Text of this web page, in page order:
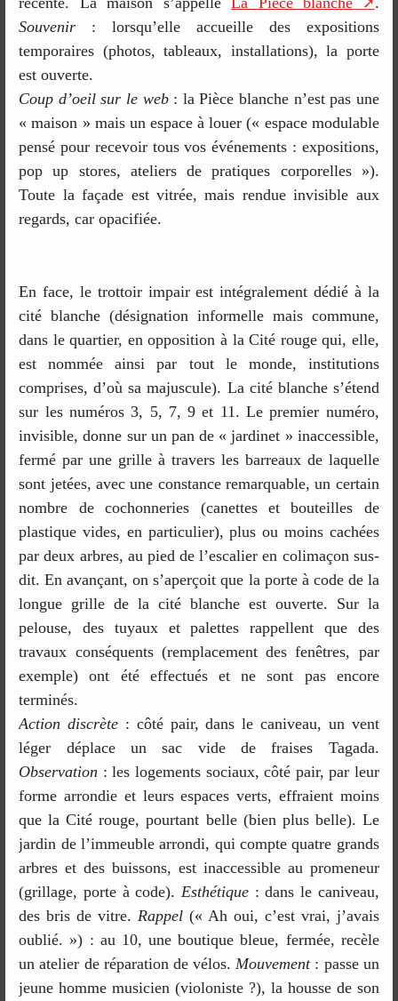
Souvenir : lorsqu’elle accueille des expositions
temporaires (photos, tableaux, installations), la porte
est ouverte.
Coup d’oeil sur le web: la Pièce blanche n’est pas une
« maison » mais un espace à louer (« espace modulable
pensé pour recevoir tous vos événements : expositions,
pop up stores, ateliers de pratiques corporelles »).
Toute la façade est vitrée, mais rendue invisible aux
regards, car opacifiée.
En face, le trottoir impair est intégralement dédié à la
cité blanche (désignation informelle mais commune,
dans le quartier, en opposition à la Cité rouge qui, elle,
est nommée ainsi par tout le monde, institutions
comprises, d’où sa majuscule). La cité blanche s’étend
sur les numéros 3, 5, 7, 9 et 11. Le premier numéro,
invisible, donne sur un pan de « jardinet » inaccessible,
fermé par une grille à travers les barreaux de laquelle
sont jetées, avec une constance remarquable, un certain
nombre de cochonneries (canettes et bouteilles de
plastique vides, en particulier), plus ou moins cachées
par deux arbres, au pied de l’escalier en colimaçon sus-
dit. En avançant, on s’aperçoit que la porte à code de la
longue grille de la cité blanche est ouverte. Sur la
pelouse, des tuyaux et palettes rappellent que des
travaux conséquents (remplacement des fenêtres, par
exemple) ont été effectués et ne sont pas encore
terminés.
Action discrète : côté pair, dans le caniveau, un vent
léger déplace un sac vide de fraises Tagada.
Observation : les logements sociaux, côté pair, par leur
forme arrondie et leurs espaces verts, effraient moins
que la Cité rouge, pourtant belle (bien plus belle). Le
jardin de l’immeuble arrondi, qui compte quatre grands
arbres et des buissons, est inaccessible au promeneur
(grillage, porte à code). Esthétique : dans le caniveau,
des bris de vitre. Rappel(« Ah oui, c’est vrai, j’avais
oublié. ») : au 10, une boutique bleue, fermée, recèle
un atelier de réparation de vélos. Mouvement: passe un
jeune homme musicien (violoniste ?), la housse de son